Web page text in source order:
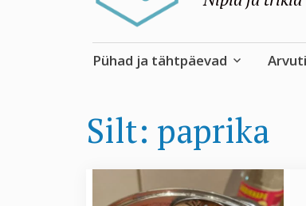
Skip
Pühad ja tähtpäevad
Silt: paprika